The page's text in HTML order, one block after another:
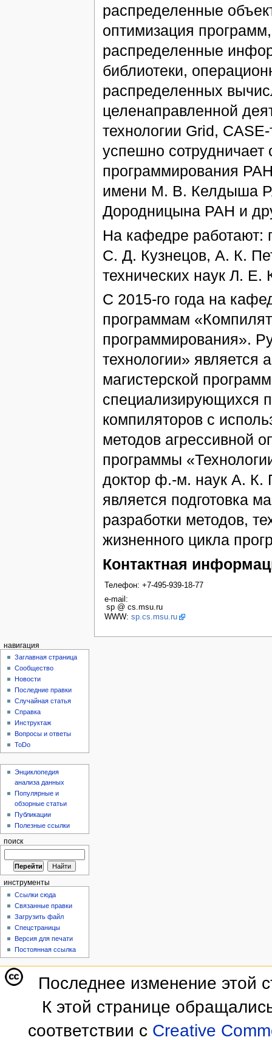
распределенные
оптимизация
распределенные
библиотеки,
распределенных
целенаправленной
технологии Grid,
успешно сотрудничает
программирования
имени М. В. Келдыша
Дородницына РАН и
На кафедре
С. Д. Кузнецов, А. К.
технических наук Л. Е.
С 2015-го года на
программам
программирования».
технологии»
магистерской
специализирующихся
компиляторов с
методов агрессивной
программы
доктор ф.-м. наук А. К.
является подготовка
разработки методов,
жизненного цикла
Контактная
Телефон: +7-495-939-18-77
e-mail:
sp @ cs.msu.ru
WWW: sp.cs.msu.ru
навигация
Заглавная страница
Сообщество
Новости
Последние правки
Случайная статья
Справка
Инструктаж
Вопросы и ответы
ToDo
Энциклопедия
анализа данных
Популярные и
обзорные статьи
Публикации
Полезные ссылки
поиск
инструменты
Ссылки сюда
Связанные правки
Загрузить файл
Спецстраницы
Версия для печати
Постоянная ссылка
Последнее изменение этой
К этой странице
соответствии с Creative